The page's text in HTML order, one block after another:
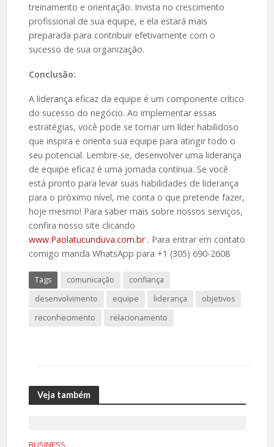
treinamento e orientação. Invista no crescimento
profissional de sua equipe, e ela estará mais
preparada para contribuir efetivamente com o
sucesso de sua organização.
Conclusão:
A liderança eficaz da equipe é um componente crítico
do sucesso do negócio. Ao implementar essas
estratégias, você pode se tornar um líder habilidoso
que inspira e orienta sua equipe para atingir todo o
seu potencial. Lembre-se, desenvolver uma liderança
de equipe eficaz é uma jornada contínua. Se você
está pronto para levar suas habilidades de liderança
para o próximo nível, me conta o que pretende fazer,
hoje mesmo! Para saber mais sobre nossos serviços,
confira nosso site clicando
www.Paolatucunduva.com.br. Para entrar em contato
comigo manda WhatsApp para +1 (305) 690-2608
Tags comunicação
confiança
desenvolvimento
equipe liderança
objetivos
reconhecimento
relacionamento
Veja também